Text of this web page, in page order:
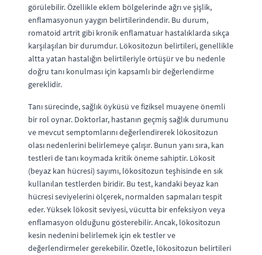
görülebilir. Özellikle eklem bölgelerinde ağrı ve şişlik,
enflamasyonun yaygın belirtilerindendir. Bu durum,
romatoid artrit gibi kronik enflamatuar hastalıklarda sıkça
karşılaşılan bir durumdur. Lökositozun belirtileri, genellikle
altta yatan hastalığın belirtileriyle örtüşür ve bu nedenle
doğru tanı konulması için kapsamlı bir değerlendirme
gereklidir.
Tanı sürecinde, sağlık öyküsü ve fiziksel muayene önemli
bir rol oynar. Doktorlar, hastanın geçmiş sağlık durumunu
ve mevcut semptomlarını değerlendirerek lökositozun
olası nedenlerini belirlemeye çalışır. Bunun yanı sıra, kan
testleri de tanı koymada kritik öneme sahiptir. Lökosit
(beyaz kan hücresi) sayımı, lökositozun teşhisinde en sık
kullanılan testlerden biridir. Bu test, kandaki beyaz kan
hücresi seviyelerini ölçerek, normalden sapmaları tespit
eder. Yüksek lökosit seviyesi, vücutta bir enfeksiyon veya
enflamasyon olduğunu gösterebilir. Ancak, lökositozun
kesin nedenini belirlemek için ek testler ve
değerlendirmeler gerekebilir. Özetle, lökositozun belirtileri